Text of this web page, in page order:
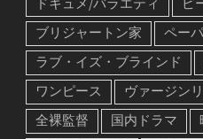
ブリジャートン家
ペー
ラブ・イズ・ブラインド
ワンピース
ヴァージン
全裸監督
国内ドラマ